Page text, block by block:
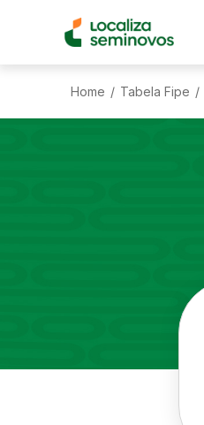
Home / Tabela Fipe /